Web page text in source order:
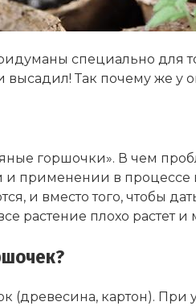
специально для
Так почему же
горшочки». В чем
в процессе
и вместо того, чтобы
растение плохо растет
картон). При